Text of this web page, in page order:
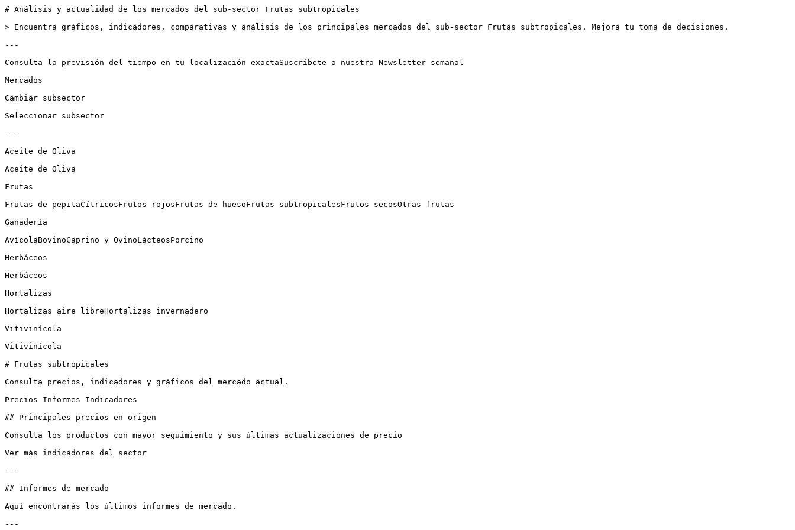
# Análisis y actualidad de los mercados del sub-sector Frutas subtropicales
> Encuentra gráficos, indicadores, comparativas y análisis de los principales mercados del sub-sector Frutas subtropicales. Mejora tu toma de decisiones.
---
Consulta la previsión del tiempo en tu localización exactaSuscríbete a nuestra Newsletter semanal
Mercados
Cambiar subsector
Seleccionar subsector
---
Aceite de Oliva
Aceite de Oliva
Frutas
Frutas de pepitaCítricosFrutos rojosFrutas de huesoFrutas subtropicalesFrutos secosOtras frutas
Ganadería
AvícolaBovinoCaprino y OvinoLácteosPorcino
Herbáceos
Herbáceos
Hortalizas
Hortalizas aire libreHortalizas invernadero
Vitivinícola
Vitivinícola
# Frutas subtropicales
Consulta precios, indicadores y gráficos del mercado actual.
Precios Informes Indicadores
## Principales precios en origen
Consulta los productos con mayor seguimiento y sus últimas actualizaciones de precio
Ver más indicadores del sector
---
## Informes de mercado
Aquí encontrarás los últimos informes de mercado.
---